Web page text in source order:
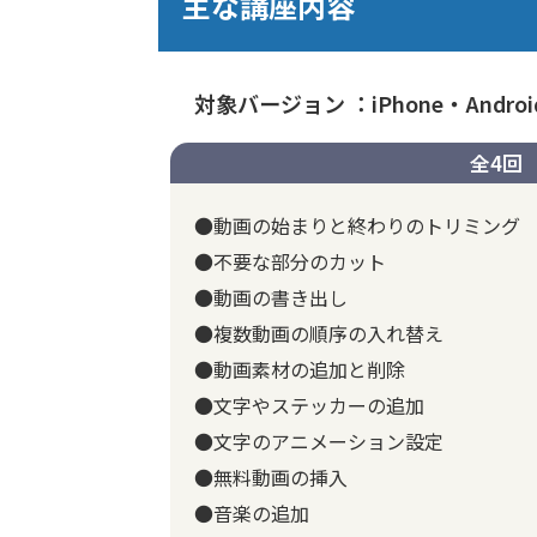
対象バージョン ：iPhone・
全4回
●動画の始まりと終わりのトリミング
●不要な部分のカット
●動画の書き出し
●複数動画の順序の入れ替え
●動画素材の追加と削除
●文字やステッカーの追加
●文字のアニメーション設定
●無料動画の挿入
●音楽の追加